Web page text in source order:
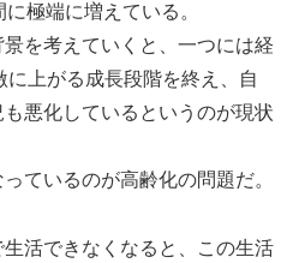
極端に増えている。
を考えていくと、一つには経
上がる成長段階を終え、自
悪化しているというのが現状
ているのが高齢化の問題だ。
活できなくなると、この生活